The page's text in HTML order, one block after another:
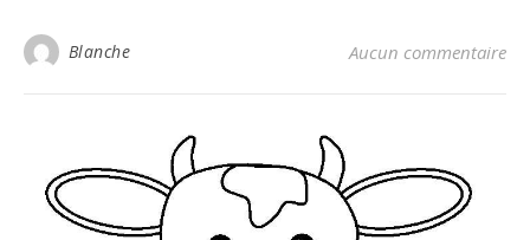
Blanche Aucun commentaire